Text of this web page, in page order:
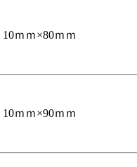
10ｍｍ×80ｍｍ
10ｍｍ×90ｍｍ